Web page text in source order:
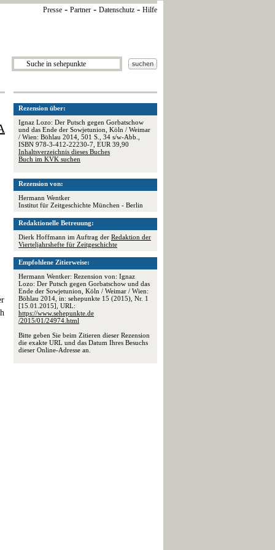
Presse - Partner - Datenschutz - Hilfe
Rezension über:
Ignaz Lozo: Der Putsch gegen Gorbatschow
und das Ende der Sowjetunion, Köln / Weimar
/ Wien: Böhlau 2014, 501 S., 34 s/w-Abb.,
ISBN 978-3-412-22230-7, EUR 39,90
Inhaltsverzeichnis dieses Buches
Buch im KVK suchen
Rezension von:
Hermann Wentker
Institut für Zeitgeschichte München - Berlin
Redaktionelle Betreuung:
Dierk Hoffmann im Auftrag der Redaktion der
Vierteljahrshefte für Zeitgeschichte
Empfohlene Zitierweise:
Hermann Wentker: Rezension von: Ignaz
Lozo: Der Putsch gegen Gorbatschow und das
Ende der Sowjetunion, Köln / Weimar / Wien:
Böhlau 2014, in: sehepunkte 15 (2015), Nr. 1
[15.01.2015], URL:
https://www.sehepunkte.de
/2015/01/24974.html
Bitte geben Sie beim Zitieren dieser Rezension
die exakte URL und das Datum Ihres Besuchs
dieser Online-Adresse an.